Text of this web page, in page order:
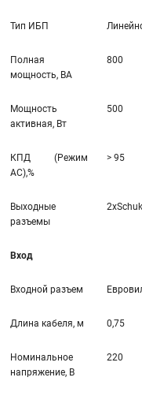
Тип ИБП
Полная
мощность, ВА
800
Мощность
активная, Вт
500
КПД (Режим
AC),%
> 95
Выходные
разъемы
Вход
Входной разъем
Длина кабеля, м 0,75
Номинальное
напряжение, В
220